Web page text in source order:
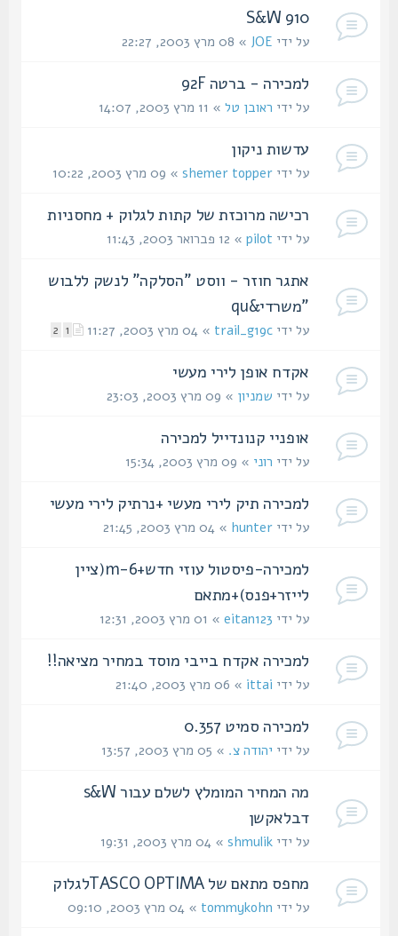
S&W 910
על ידיJOE » 08 מרץ 2003, 22:27
למכירה - ברטה 92F
על ידיראובן טל» 11 מרץ 2003, 14:07
עדשות ניקון
על ידיshemer topper» 09 מרץ 2003, 10:22
רכישה מרוכזת של קתות לגלוק + מחסניות
על ידיpilot » 12 פברואר 2003, 11:43
אתגר חוזר - ווסט "הסלקה" לנשק ללבוש
"משרדי&qu
1
2 על ידיtrail_g19c» 04 מרץ 2003, 11:27
אקדח אופן לירי מעשי
על ידישמניון» 09 מרץ 2003, 23:03
אופניי קנונדייל למכירה
על ידירוני» 09 מרץ 2003, 15:34
למכירה תיק לירי מעשי +נרתיק לירי מעשי
על ידיhunter» 04 מרץ 2003, 21:45
למכירה-פיסטול עוזי חדש+m-6(ציין
לייזר+פנס)+מתאם
על ידיeitan123» 01 מרץ 2003, 12:31
למכירה אקדח בייבי מוסד במחיר מציאה!!
על ידיittai » 06 מרץ 2003, 21:40
למכירה סמיט 0.357
על ידייהודה צ.» 05 מרץ 2003, 13:57
מה המחיר המומלץ לשלם עבור s&W
דבלאקשן
על ידיshmulik» 04 מרץ 2003, 19:31
מחפס מתאם של TASCO OPTIMAלגלוק
על ידיtommykohn» 04 מרץ 2003, 09:10